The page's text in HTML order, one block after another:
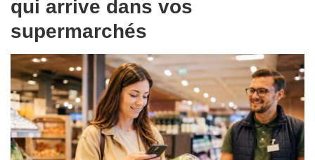
qui arrive dans vos
supermarchés